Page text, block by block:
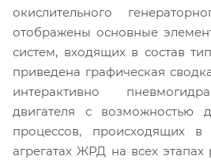
окислительного
отображены основные
систем, входящих в состав
приведена графическая
интерактивно
двигателя с возможностью
процессов, происходящих
агрегатах ЖРД на всех этапах